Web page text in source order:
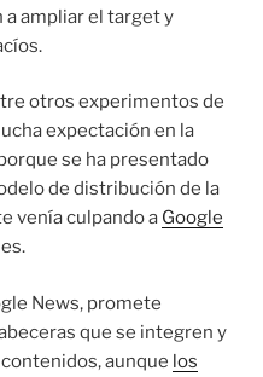
a ampliar el target y
otros experimentos de
expectación en la
se ha presentado
de distribución de la
venía culpando a Google
News, promete
que se integren y
aunque los